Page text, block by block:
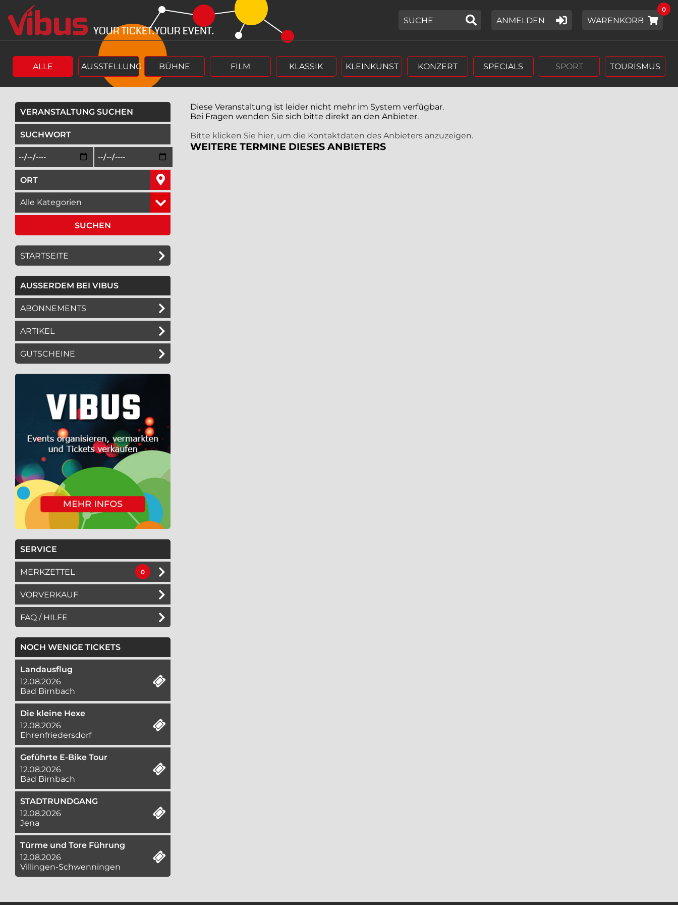
Springe
zum
Hauptinhalt
zum
Menü
GEBEN SIE HIER EIN SUCHWORT EIN,
ANMELDEN WARENKORB
0
ALLE AUSSTELLUNG BÜHNE FILM KLASSIK KLEINKUNST KONZERT SPECIALS SPORT TOURISMUS
VERANSTALTUNG SUCHEN
Beginn des Suchzeitraums in der Form Tag, Monat, Jahr (4 stellig),
Ende des Suchzeitraums in der Form Tag, Monat, Jahr (4 stellig),
geben Sie den Ort ein, in dem Sie suchen wollen,
wählen Sie eine Veranstaltungskategorie aus,
STARTSEITE
AUSSERDEM BEI VIBUS
ABONNEMENTS
ARTIKEL
GUTSCHEINE
SERVICE
MERKZETTEL 0
VORVERKAUF
FAQ / HILFE
NOCH WENIGE TICKETS
Landausflug
12.08.2026
Bad Birnbach
Die kleine Hexe
12.08.2026
Ehrenfriedersdorf
Geführte E-Bike Tour
12.08.2026
Bad Birnbach
STADTRUNDGANG
12.08.2026
Jena
Türme und Tore Führung
12.08.2026
Villingen-Schwenningen
Diese Veranstaltung ist leider nicht mehr im System verfügbar.
Bei Fragen wenden Sie sich bitte direkt an den Anbieter.
Bitte klicken Sie hier, um die Kontaktdaten des Anbieters anzuzeigen.
WEITERE TERMINE DIESES ANBIETERS